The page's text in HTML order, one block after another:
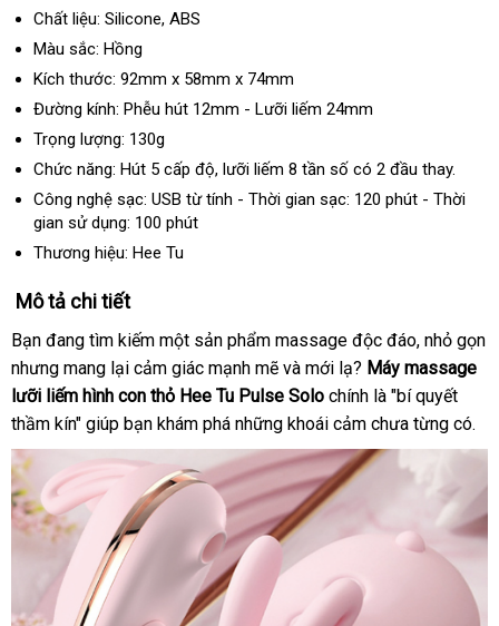
Chất liệu: Siliconephân
, ABS
Màu sắc: Hồng
Kích thước: 92mm x 58mm x 74mm
Đường kính: Phễu hút 12mm - Lưỡi liếm 24mm
Trọng lượng: 130g
Chức năng: Hút 5 cấp độđịa
chỉ
, lưỡi liếm 8 tần số có 2 đầu thay.
Công nghệ sạc: USB từ tính - Thời gian sạc: 120 phút - Thời
gian sử dụng: 100 phút
Thương hiệu: Hee Tu
Mô tả chi tiết
Bạn đang tìm kiếm một sản phẩm massage độc đáohỗ
trợ
, nhỏ gọn
giá
bán
nhưng mang lại cảm giác mạnh mẽ hàng
nhái
và mới lạ? Máy massage
lưỡi liếm hình con thỏ Hee Tu Pulse Solo chính là "bí quyết
thầm kín" giúp bạn khám phá ở
đâu
uy
tín
những khoái cảm chưa từng có.